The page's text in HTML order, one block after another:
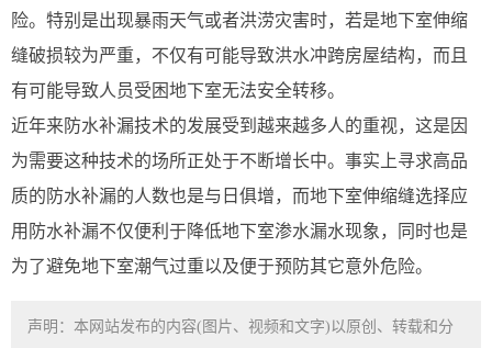
险。特别是出现暴雨天气或者洪涝灾害时，若是地下室伸缩
缝破损较为严重，不仅有可能导致洪水冲跨房屋结构，而且
有可能导致人员受困地下室无法安全转移。
近年来防水补漏技术的发展受到越来越多人的重视，这是因
为需要这种技术的场所正处于不断增长中。事实上寻求高品
质的防水补漏的人数也是与日俱增，而地下室伸缩缝选择应
用防水补漏不仅便利于降低地下室渗水漏水现象，同时也是
为了避免地下室潮气过重以及便于预防其它意外危险。
声明：本网站发布的内容(图片、视频和文字)以原创、转载和分